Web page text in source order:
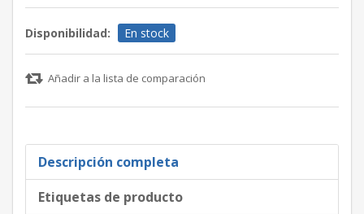
Disponibilidad: En stock
Añadir a la lista de comparación
Descripción completa
Etiquetas de producto